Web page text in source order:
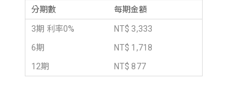
分期數 每期金額
3期 利率0%
NT$ 3,333
6期
NT$ 1,718
12期
NT$ 877